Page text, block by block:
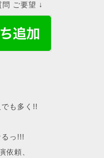
ご要望 ↓
も多く!!
っ!!!
依頼、